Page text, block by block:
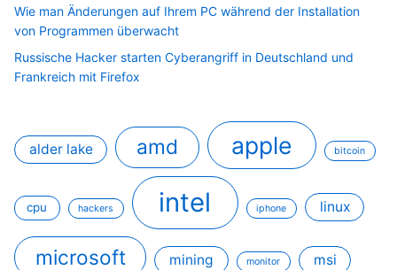
Wie man Änderungen auf Ihrem PC während der Installation
von Programmen überwacht
Russische Hacker starten Cyberangriff in Deutschland und
Frankreich mit Firefox
alder lake amd apple bitcoin
cpu hackers intel iphone linux
microsoft mining monitor msi